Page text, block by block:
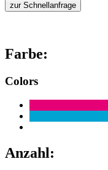
zur Schnellanfrage
Farbe:
Colors
Anzahl: